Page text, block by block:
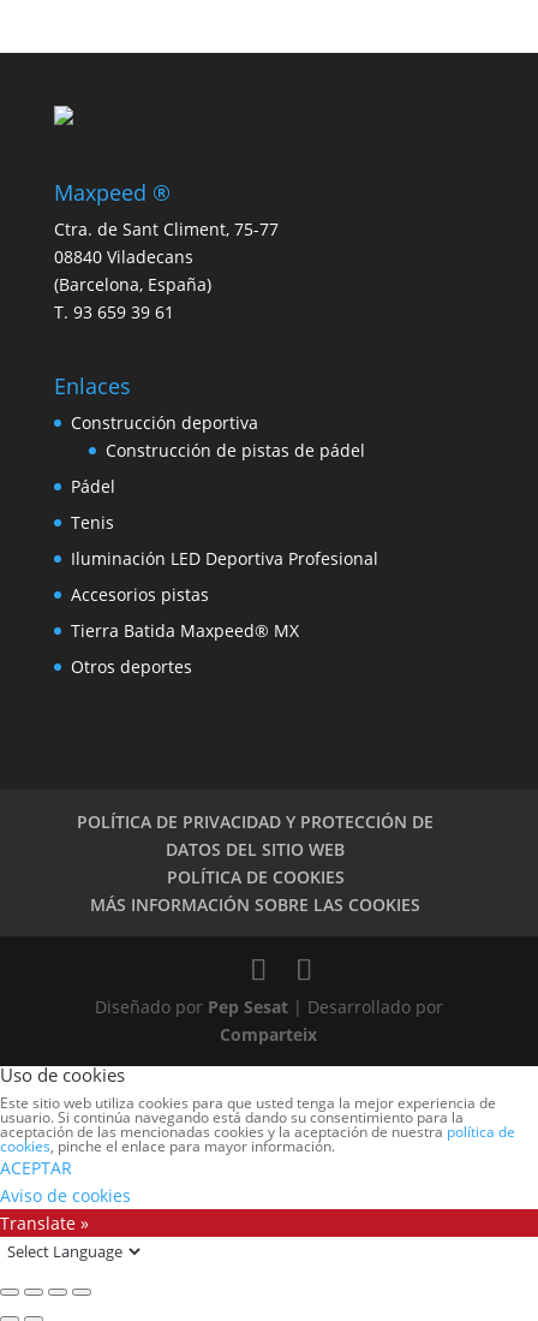
Maxpeed ®
Ctra. de Sant Climent, 75-77
08840 Viladecans
(Barcelona, España)
T. 93 659 39 61
Enlaces
Construcción deportiva
Construcción de pistas de pádel
Pádel
Tenis
Iluminación LED Deportiva Profesional
Accesorios pistas
Tierra Batida Maxpeed® MX
Otros deportes
POLÍTICA DE PRIVACIDAD Y PROTECCIÓN DE
DATOS DEL SITIO WEB
POLÍTICA DE COOKIES
MÁS INFORMACIÓN SOBRE LAS COOKIES
Diseñado por Pep Sesat| Desarrollado por
Comparteix
Uso de cookies
Este sitio web utiliza cookies para que usted tenga la mejor experiencia de
usuario. Si continúa navegando está dando su consentimiento para la
aceptación de las mencionadas cookies y la aceptación de nuestra política de
cookies, pinche el enlace para mayor información.
ACEPTAR
Aviso de cookies
Translate »